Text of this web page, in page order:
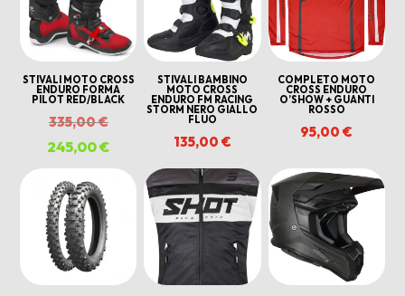
STIVALI MOTO CROSS
ENDURO FORMA
PILOT RED/BLACK
335,00€Il
prezzo
originale
335,00 €.
245,00€Il
prezzo
attuale
245,00 €.
STIVALI BAMBINO
MOTO CROSS
ENDURO FM RACING
STORM NERO GIALLO
FLUO
135,00 €
COMPLETO MOTO
CROSS ENDURO
O’SHOW + GUANTI
ROSSO
95,00€